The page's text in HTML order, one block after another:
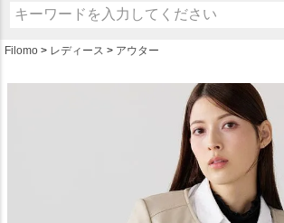
Filomo レディース アウター